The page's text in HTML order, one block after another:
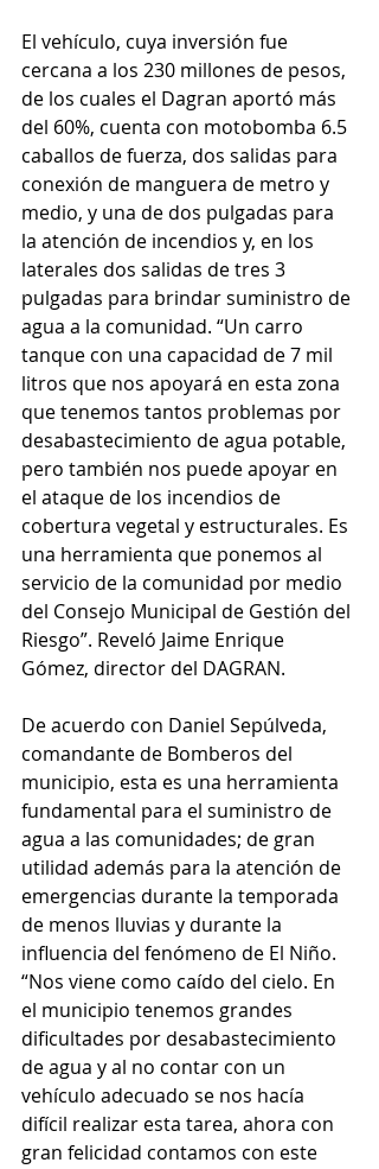
El vehículo, cuya inversión fue
cercana a los 230 millones de pesos,
de los cuales el Dagran aportó más
del 60%, cuenta con motobomba 6.5
caballos de fuerza, dos salidas para
conexión de manguera de metro y
medio, y una de dos pulgadas para
la atención de incendios y, en los
laterales dos salidas de tres 3
pulgadas para brindar suministro de
agua a la comunidad. “Un carro
tanque con una capacidad de 7 mil
litros que nos apoyará en esta zona
que tenemos tantos problemas por
desabastecimiento de agua potable,
pero también nos puede apoyar en
el ataque de los incendios de
cobertura vegetal y estructurales. Es
una herramienta que ponemos al
servicio de la comunidad por medio
del Consejo Municipal de Gestión del
Riesgo”. Reveló Jaime Enrique
Gómez, director del DAGRAN.
De acuerdo con Daniel Sepúlveda,
comandante de Bomberos del
municipio, esta es una herramienta
fundamental para el suministro de
agua a las comunidades; de gran
utilidad además para la atención de
emergencias durante la temporada
de menos lluvias y durante la
influencia del fenómeno de El Niño.
“Nos viene como caído del cielo. En
el municipio tenemos grandes
dificultades por desabastecimiento
de agua y al no contar con un
vehículo adecuado se nos hacía
difícil realizar esta tarea, ahora con
gran felicidad contamos con este